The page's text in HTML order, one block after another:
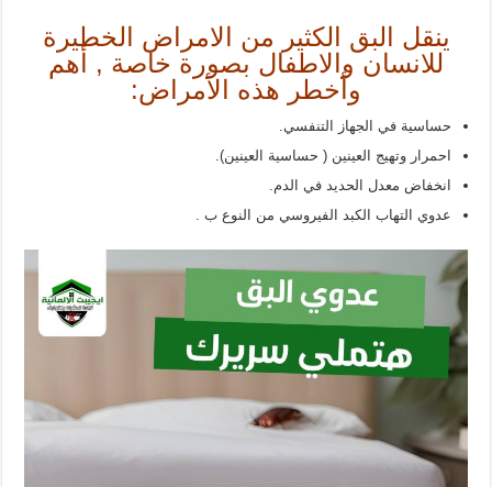
ينقل البق الكثير من الامراض الخطيرة
للانسان والاطفال بصورة خاصة , أهم
وأخطر هذه الأمراض:
حساسية في الجهاز التنفسي.
احمرار وتهيج العينين ( حساسية العينين).
انخفاض معدل الحديد في الدم.
عدوي التهاب الكبد الفيروسي من النوع ب .